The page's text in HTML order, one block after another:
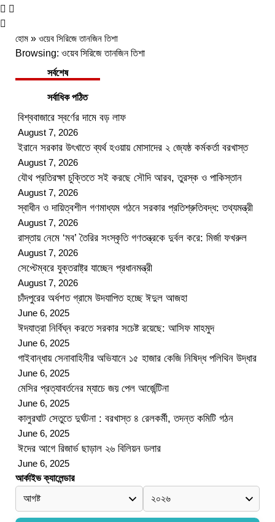
হোম » ওয়েব সিরিজে তানজিন তিশা
Browsing: ওয়েব সিরিজে তানজিন তিশা
সর্বশেষ
সর্বাধিক পঠিত
বিশ্ববাজারে স্বর্ণের দামে বড় লাফ
August 7, 2026
ইরানে সরকার উৎখাতে ব্যর্থ হওয়ায় মোসাদের ২ জ্যেষ্ঠ কর্মকর্তা বরখাস্ত
August 7, 2026
যৌথ প্রতিরক্ষা চুক্তিতে সই করছে সৌদি আরব, তুরস্ক ও পাকিস্তান
August 7, 2026
স্বাধীন ও দায়িত্বশীল গণমাধ্যম গঠনে সরকার প্রতিশ্রুতিবদ্ধ: তথ্যমন্ত্রী
August 7, 2026
রাস্তায় নেমে ‘মব’ তৈরির সংস্কৃতি গণতন্ত্রকে দুর্বল করে: মির্জা ফখরুল
August 7, 2026
সেপ্টেম্বরে যুক্তরাষ্ট্র যাচ্ছেন প্রধানমন্ত্রী
August 7, 2026
চাঁদপুরের অর্ধশত গ্রামে উদযাপিত হচ্ছে ঈদুল আজহা
June 6, 2025
ঈদযাত্রা নির্বিঘ্ন করতে সরকার সচেষ্ট রয়েছে: আসিফ মাহমুদ
June 6, 2025
গাইবান্ধায় সেনাবাহিনীর অভিযানে ১৫ হাজার কেজি নিষিদ্ধ পলিথিন উদ্ধার
June 6, 2025
মেসির প্রত্যাবর্তনের ম্যাচে জয় পেল আর্জেন্টিনা
June 6, 2025
কালুরঘাট সেতুতে দুর্ঘটনা : বরখাস্ত ৪ রেলকর্মী, তদন্ত কমিটি গঠন
June 6, 2025
ঈদের আগে রিজার্ভ ছাড়াল ২৬ বিলিয়ন ডলার
June 6, 2025
আর্কাইভ ক্যালেন্ডার